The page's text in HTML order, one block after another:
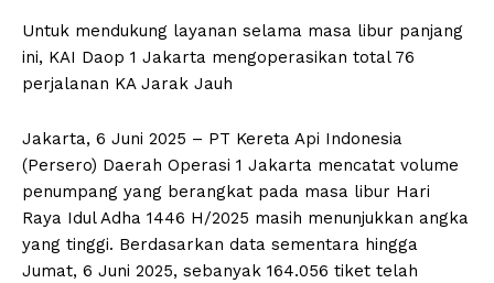
Untuk mendukung layanan selama masa libur panjang
ini, KAI Daop 1 Jakarta mengoperasikan total 76
perjalanan KA Jarak Jauh
Jakarta, 6 Juni 2025 – PT Kereta Api Indonesia
(Persero) Daerah Operasi 1 Jakarta mencatat volume
penumpang yang berangkat pada masa libur Hari
Raya Idul Adha 1446 H/2025 masih menunjukkan angka
yang tinggi. Berdasarkan data sementara hingga
Jumat, 6 Juni 2025, sebanyak 164.056 tiket telah